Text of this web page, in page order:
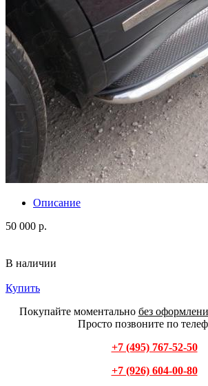
Описание
50 000 р.
В наличии
Купить
Покупайте моментально без
Просто позвоните по
+7 (495) 767-52-50
+7 (926) 604-00-80